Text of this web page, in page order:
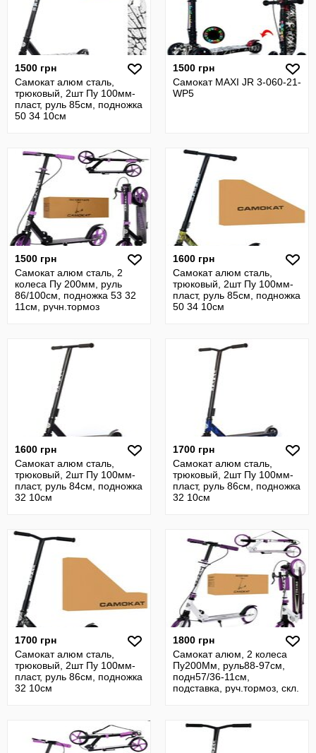
1500 грн
Самокат алюм сталь,
трюковый, 2шт Пу 100мм-
пласт, руль 85см, подножка
50 34 10см
1500 грн
Самокат MAXI JR 3-060-21-
WP5
1500 грн
Самокат алюм сталь, 2
колеса Пу 200мм, руль
86/100см, подножка 53 32
11см, ручн.тормоз
1600 грн
Самокат алюм сталь,
трюковый, 2шт Пу 100мм-
пласт, руль 85см, подножка
50 34 10см
1600 грн
Самокат алюм сталь,
трюковый, 2шт Пу 100мм-
пласт, руль 84см, подножка
32 10см
1700 грн
Самокат алюм сталь,
трюковый, 2шт Пу 100мм-
пласт, руль 86см, подножка
32 10см
1700 грн
Самокат алюм сталь,
трюковый, 2шт Пу 100мм-
пласт, руль 86см, подножка
32 10см
1800 грн
Самокат алюм, 2 колеса
Пу200Мм, руль88-97см,
подн57/36-11см,
подставка, руч.тормоз, скл.